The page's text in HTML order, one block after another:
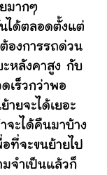
มากๆ
นได้ตลอดตั้งแต่
องการรถด่วน
ะหลังคาสูง กับ
เร็วกว่าพอ
ยจะได้เยอะ
จะได้คืนมาบ้าง
ที่จะขนย้ายไป
จำเป็นแล้วก็